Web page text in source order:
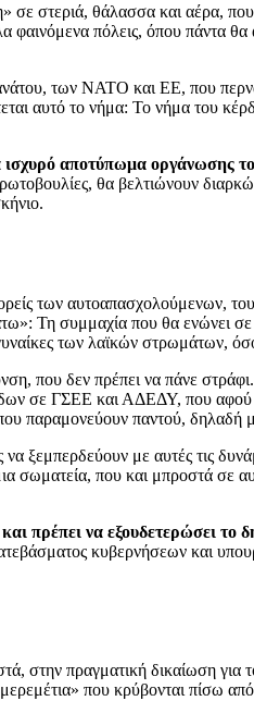
στεριά, θάλασσα και αέρα,
πόλεις, όπου πάντα
των ΝΑΤΟ και ΕΕ, που
αυτό το νήμα: Το νήμα του
αποτύπωμα οργάνωσης
θα βελτιώνουν
των αυτοαπασχολούμενων,
Τη συμμαχία που θα ενώνει
των λαϊκών στρωμάτων,
που δεν πρέπει να πάνε
σε ΓΣΕΕ και ΑΔΕΔΥ, που αφού
παραμονεύουν παντού, δηλαδή
ξεμπερδεύουν με αυτές τις
που και μπροστά σε
πρέπει να εξουδετερώσει το
κυβερνήσεων και
στην πραγματική δικαίωση
που κρύβονται πίσω